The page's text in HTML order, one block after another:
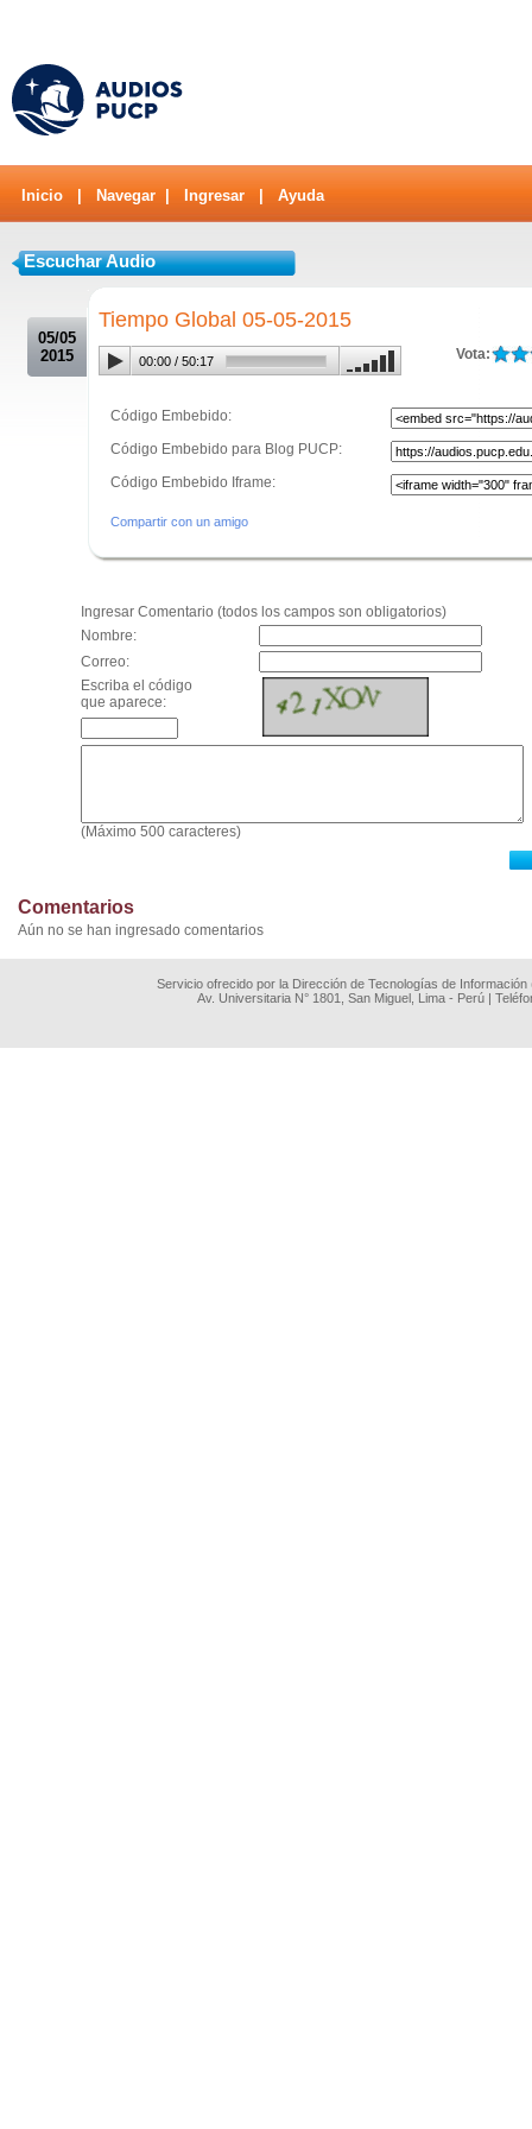
Inicio Navegar Ingresar Ayuda
Escuchar Audio
05/05
2015
Tiempo Global 05-05-2015
Vota:
00:00 / 50:17
Código Embebido:
Código Embebido para Blog PUCP:
Código Embebido Iframe:
Compartir con un amigo
Ingresar Comentario (todos los campos son obligatorios)
Nombre:
Correo:
Escriba el código
que aparece:
(Máximo 500 caracteres)
Comentarios
Aún no se han ingresado comentarios
Servicio ofrecido por la Dirección de Tecnologías de
Av. Universitaria N° 1801, San Miguel, Lima - Perú |